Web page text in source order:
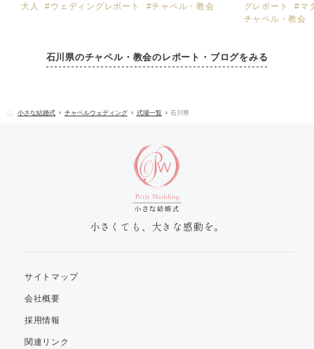
石川県のチャペル・教会のレポート・ブログをみる
大人
#ウェディングレポート #チャペル・教会
グレポート
#マ
チャペル・教会
小さな結婚式 チャペルウェディング 式場一覧 石川県
小さくても、大きな感動を。
サイトマップ
会社概要
採用情報
関連リンク